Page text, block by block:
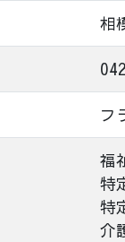
相
フ
福
特
特
介